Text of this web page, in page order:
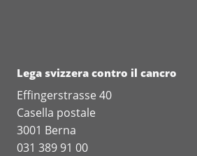
Lega svizzera contro il cancro
Effingerstrasse 40
Casella postale
3001 Berna
031 389 91 00